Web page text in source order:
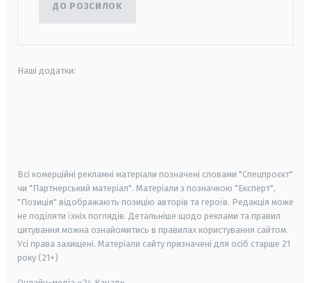
ДО РОЗСИЛОК
Наші додатки:
Всі комерційні рекламні матеріали позначені словами "Спецпроєкт"
чи "Партнерський матеріал". Матеріали з позначкою "Експерт",
"Позиція" відображають позицію авторів та героїв. Редакція може
не поділяти їхніх поглядів. Детальніше щодо реклами та правил
цитування можна ознайомитись в правилах користування сайтом.
Усі права захищені. Матеріали сайту призначені для осіб старше 21
року (21+)